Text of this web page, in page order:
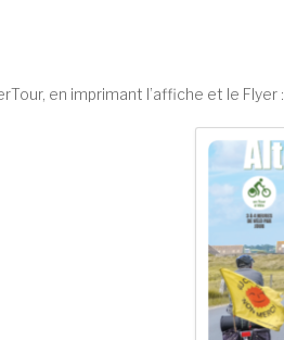
en imprimant l’affiche et le Flyer :